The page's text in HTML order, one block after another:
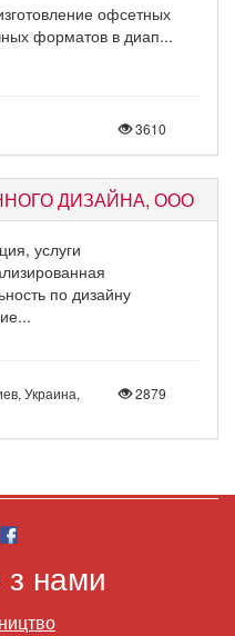
офсетных
форматов в диап...
3610
ДИЗАЙНА, ООО
услуги
по дизайну
Украина,
2879
з нами